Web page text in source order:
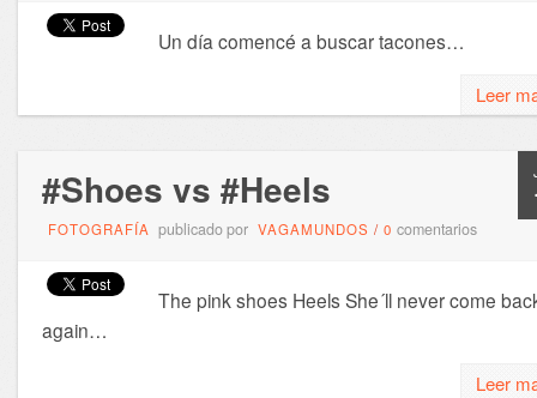
Un día comencé a buscar tacones…
Leer
#Shoes vs #Heels
FOTOGRAFÍA publicado por VAGAMUNDOS / 0 comentarios
The pink shoes Heels She´ll never come
again…
Leer